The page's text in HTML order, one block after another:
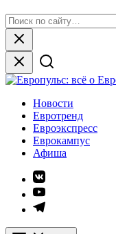
to
content
for:
Close
Европульс: всё о Европе
Новости
Евротренд
Евроэкспресс
Еврокампус
Афиша
Элемент
меню
Элемент
меню
Элемент